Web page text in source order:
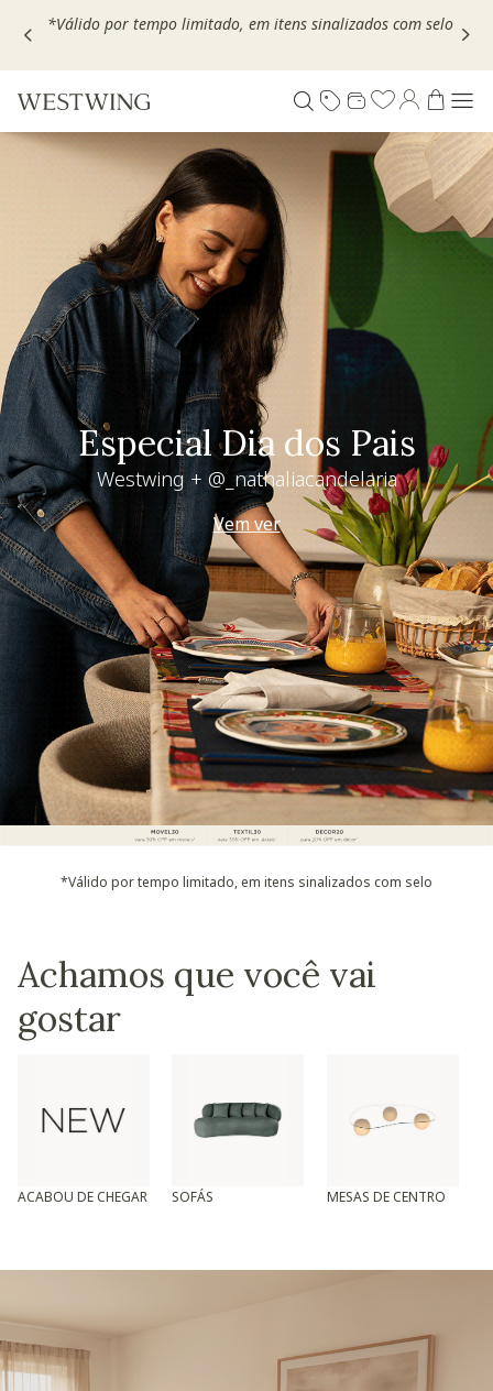
Escolha seu VOUCHER e ganhe até 30% OFF*: use MOVEL30,
Living desejo
+30% OFF extra
Use seu voucher
*Válido por tempo limitado, em itens sinalizados com selo
Achamos que você vai
gostar
ACABOU DE CHEGAR SOFÁS MESAS DE CENTRO